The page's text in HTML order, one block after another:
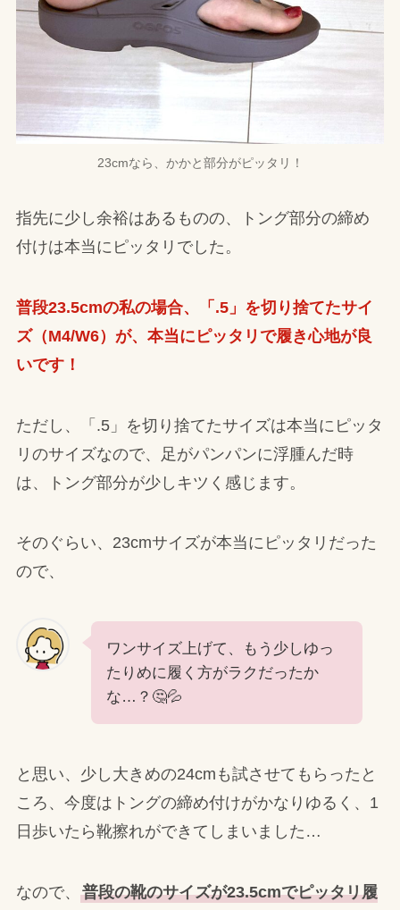
23cmなら、かかと部分がピッタリ！
指先に少し余裕はあるものの、トング部分の締め
付けは本当にピッタリでした。
普段23.5cmの私の場合、「.5」を切り捨てたサイ
ズ（M4/W6）が、本当にピッタリで履き心地が良
いです！
ただし、「.5」を切り捨てたサイズは本当にピッタ
リのサイズなので、足がパンパンに浮腫んだ時
は、トング部分が少しキツく感じます。
そのぐらい、23cmサイズが本当にピッタリだった
ので、
ワンサイズ上げて、もう少しゆっ
たりめに履く方がラクだったか
な…？🤔💦
と思い、少し大きめの24cmも試させてもらったと
ころ、今度はトングの締め付けがかなりゆるく、1
日歩いたら靴擦れができてしまいました…
なので、 普段の靴のサイズが23.5cmでピッタリ履